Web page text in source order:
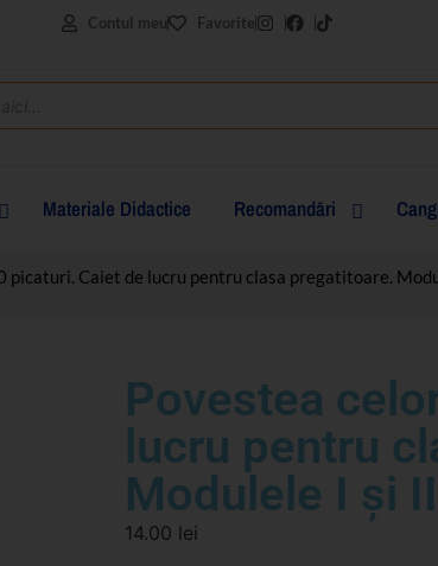
Contul meu Favorite
Materiale Didactice Recomandări
picaturi. Caiet de lucru pentru clasa pregatitoare.
Povestea
lucru pentru
Modulele I și II
14.00 lei